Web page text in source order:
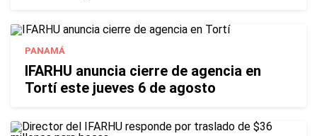
PANAMÁ
IFARHU anuncia cierre de agencia en
Tortí este jueves 6 de agosto